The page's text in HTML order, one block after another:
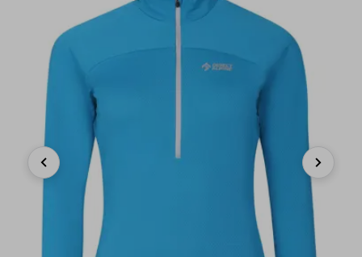
Next